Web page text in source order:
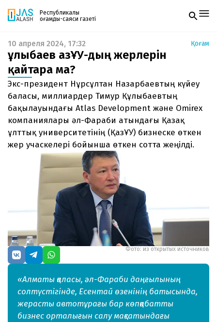
Республикалық
қоғамдық-саяси газеті
Жаңалықтар
Спорт
Live
Руханият
Аймақ
Архив
Заң және тәртіп
Редакциямен байланыс
+7 708 604 51 06
Жарнама бөлімі
+7 701 220 64 52
zhasalash100@gmail.com
Газетке жазылу
PDF форматтағы газетті ай сайын электронды
поштаңызға алып отырыңыз. Жаңа нөмір
шыққан сәтте сізге бірден жіберіледі. Тек email
енгізіңіз, біз қалғанын өзіміз жібереміз.
10 апреля 2024, 17:32 Қоғам
Құлыбаев ҚазҰУ-дың жерлерін
қайтара ма?
Экс-президент Нұрсұлтан Назарбаевтың күйеу
баласы, миллиардер Тимур Құлыбаевтың
бақылауындағы Atlas Development және Omirex
компаниялары әл-Фараби атындағы Қазақ
ұлттық университетінің (ҚазҰУ) бизнеске өткен
жер учаскелері бойынша өткен сотта жеңілді.
Фото: из открытых источников
«Алматы қаласы, әл-Фараби даңғылының
солтүстігінде, Есентай өзенінің батысында,
жерасты автотұрағы бар көпқабатты
бизнес орталығын салу мақсатындағы